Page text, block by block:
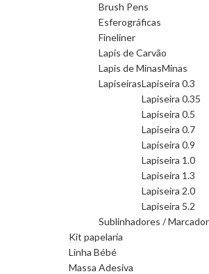
Brush Pens
Esferográficas
Fineliner
Lapis de Carvão
Lapis de MinasMinas
LapiseirasLapiseira 0.3
Lapiseira 0.35
Lapiseira 0.5
Lapiseira 0.7
Lapiseira 0.9
Lapiseira 1.0
Lapiseira 1.3
Lapiseira 2.0
Lapiseira 5.2
Sublinhadores /
Kit papelaria
Linha Bébé
Massa Adesiva